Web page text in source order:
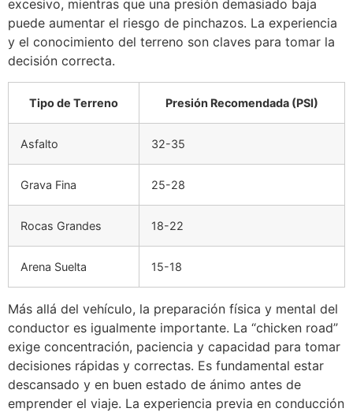
excesivo, mientras que una presión demasiado baja
puede aumentar el riesgo de pinchazos. La experiencia
y el conocimiento del terreno son claves para tomar la
decisión correcta.
Tipo de Terreno Presión Recomendada (PSI)
Asfalto 32-35
Grava Fina 25-28
Rocas Grandes 18-22
Arena Suelta 15-18
Más allá del vehículo, la preparación física y mental del
conductor es igualmente importante. La “chicken road”
exige concentración, paciencia y capacidad para tomar
decisiones rápidas y correctas. Es fundamental estar
descansado y en buen estado de ánimo antes de
emprender el viaje. La experiencia previa en conducción